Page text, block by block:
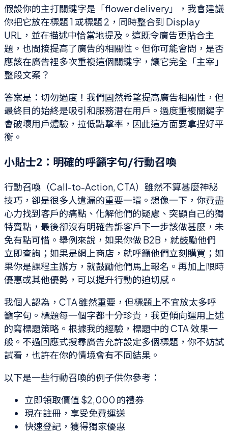
假設你的主打關鍵字是「flower delivery」，我會建議
你把它放在標題 1 或標題 2，同時整合到 Display
URL，並在描述中恰當地提及。這既令廣告更貼合主
題，也間接提高了廣告的相關性。但你可能會問，是否
應該在廣告裡多次重複這個關鍵字，讓它完全「主宰」
整段文案？
答案是：切勿過度！我們固然希望提高廣告相關性，但
最終目的始終是吸引和服務潛在用戶。過度重複關鍵字
會破壞用戶體驗，拉低點擊率，因此這方面要拿捏好平
衡。
小貼士2：明確的呼籲字句/行動召喚
行動召喚（Call-to-Action, CTA）雖然不算甚麼神秘
技巧，卻是很多人遺漏的重要一環。想像一下，你費盡
心力找到客戶的痛點、化解他們的疑慮、突顯自己的獨
特賣點，最後卻沒有明確告訴客戶下一步該做甚麼，未
免有點可惜。舉例來說，如果你做 B2B，就鼓勵他們
立即查詢；如果是網上商店，就呼籲他們立刻購買；如
果你是課程主辦方，就鼓勵他們馬上報名。再加上限時
優惠或其他優勢，可以提升行動的迫切感。
我個人認為，CTA 雖然重要，但標題上不宜放太多呼
籲字句。標題每一個字都十分珍貴，我更傾向運用上述
的寫標題策略。根據我的經驗，標題中的 CTA 效果一
般。不過回應式搜尋廣告允許設定多個標題，你不妨試
試看，也許在你的情境會有不同結果。
以下是一些行動召喚的例子供你參考：
立即領取價值 $2,000 的禮券
現在註冊，享受免費運送
快速登記，獲得獨家優惠